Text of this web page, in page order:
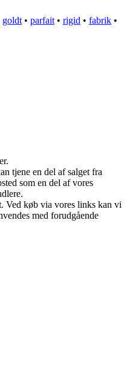
goldt • parfait • rigid • fabrik •
tjene en del af salget fra
som en del af vores
Ved køb via vores links kan vi
med forudgående